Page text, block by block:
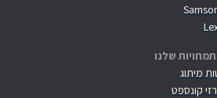
שלנו
מיתוג
קונספט